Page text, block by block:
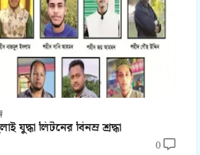
যুদ্ধা লিটনের বিনম্র শ্রদ্ধা
0